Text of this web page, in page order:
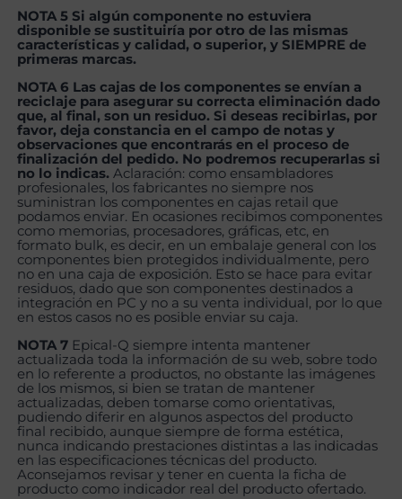
NOTA 5 Si algún componente no estuviera
disponible se sustituiría por otro de las mismas
características y calidad, o superior, y SIEMPRE de
primeras marcas.
NOTA 6 Las cajas de los componentes se envían a
reciclaje para asegurar su correcta eliminación dado
que, al final, son un residuo. Si deseas recibirlas, por
favor, deja constancia en el campo de notas y
observaciones que encontrarás en el proceso de
finalización del pedido. No podremos recuperarlas si
no lo indicas. Aclaración: como ensambladores
profesionales, los fabricantes no siempre nos
suministran los componentes en cajas retail que
podamos enviar. En ocasiones recibimos componentes
como memorias, procesadores, gráficas, etc, en
formato bulk, es decir, en un embalaje general con los
componentes bien protegidos individualmente, pero
no en una caja de exposición. Esto se hace para evitar
residuos, dado que son componentes destinados a
integración en PC y no a su venta individual, por lo que
en estos casos no es posible enviar su caja.
NOTA 7 Epical-Q siempre intenta mantener
actualizada toda la información de su web, sobre todo
en lo referente a productos, no obstante las imágenes
de los mismos, si bien se tratan de mantener
actualizadas, deben tomarse como orientativas,
pudiendo diferir en algunos aspectos del producto
final recibido, aunque siempre de forma estética,
nunca indicando prestaciones distintas a las indicadas
en las especificaciones técnicas del producto.
Aconsejamos revisar y tener en cuenta la ficha de
producto como indicador real del producto ofertado.